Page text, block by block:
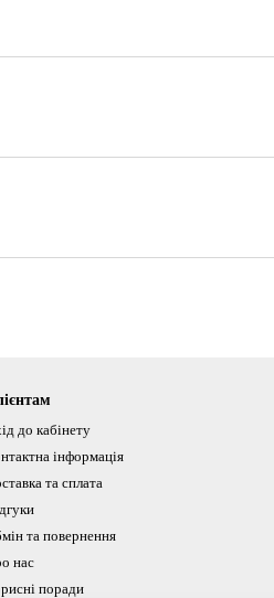
до кабінету
інформація
та сплата
та повернення
нас
поради